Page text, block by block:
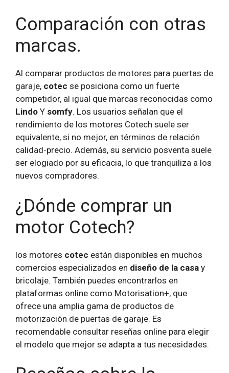
Comparación con otras
marcas.
Al comparar productos de motores para puertas de
garaje, cotec se posiciona como un fuerte
competidor, al igual que marcas reconocidas como
Lindo Y somfy. Los usuarios señalan que el
rendimiento de los motores Cotech suele ser
equivalente, si no mejor, en términos de relación
calidad-precio. Además, su servicio posventa suele
ser elogiado por su eficacia, lo que tranquiliza a los
nuevos compradores.
¿Dónde comprar un
motor Cotech?
los motores cotec están disponibles en muchos
comercios especializados en diseño de la casa y
bricolaje. También puedes encontrarlos en
plataformas online como Motorisation+, que
ofrece una amplia gama de productos de
motorización de puertas de garaje. Es
recomendable consultar reseñas online para elegir
el modelo que mejor se adapta a tus necesidades.